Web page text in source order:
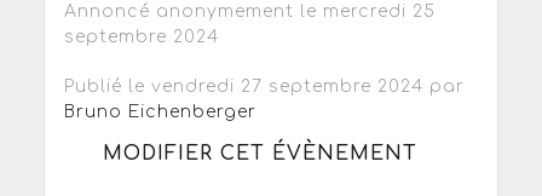
Annoncé anonymement le mercredi 25
septembre 2024
Publié le vendredi 27 septembre 2024 par
Bruno Eichenberger
MODIFIER CET ÉVÈNEMENT